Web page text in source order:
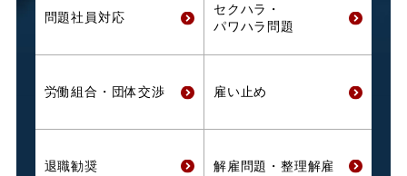
問題社員対応
セクハラ・
パワハラ問題
労働組合・ 団体交渉 雇い止め
退職勧奨 解雇問題・ 整理解雇